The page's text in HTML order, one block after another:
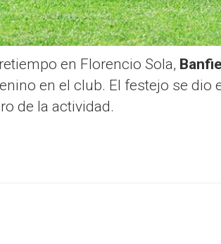
en Florencio Sola,
en el club. El festejo se dio
de la actividad.